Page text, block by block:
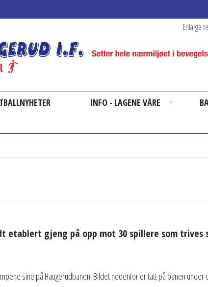
Enlarge
INFO - LAGENE VÅRE
etablert gjeng på opp mot 30 spillere som trives
sine på Haugerudbanen. Bildet nedenfor er tatt på banen under